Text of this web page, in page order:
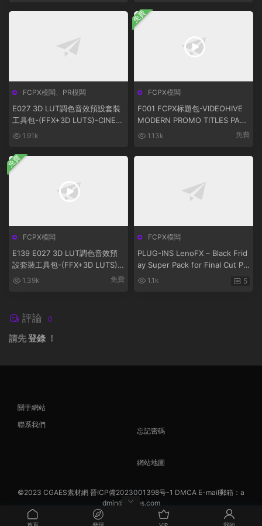
FCPX模闆 、 PR模闆
E027 3D LUT調色音效預設套裝
工具包-(FFX+3D LUTS)-CINEP
UNCH MASTER SUITE V5.0
1.91k
FCPX模闆
F001 FCPX标題包-VIDEOHIVE
MODERN PROMO TITLES PACK
FOR FCPX 20587062
1.13k 免費
免費
FCPX模闆
E139 E027 3D LUT調色音效預
設套裝工具包-(FFX+3D LUTS)-
CINEPUNCH MASTER SUITE V
1.39k 免費
免費
FCPX模闆
PLUG-INS LenoFX – Black Frid
ay Super Pack for Final Cut Pr
o X 插件
1.1k 5
評論 0
請先登錄 ！
關于網站
聯系我們
忘記密碼
網站地圖
©2023 CGAES素材網 晉ICP備2023001398号-1 DMCA E-mail郵箱：a
dmin@cgaes.com